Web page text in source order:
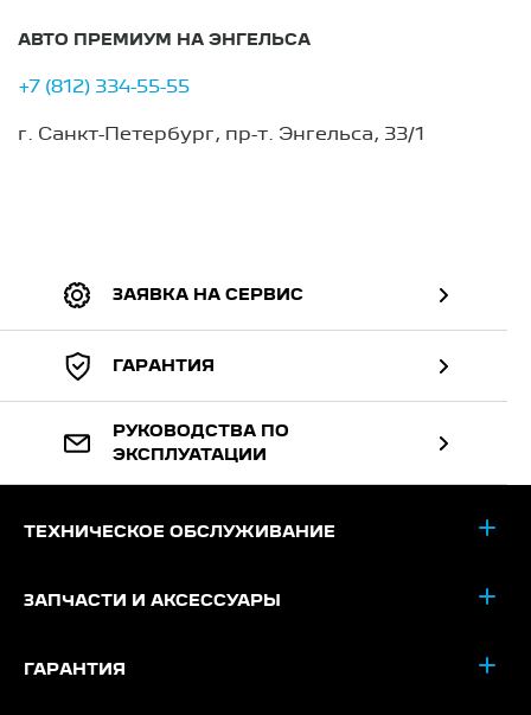
АВТО ПРЕМИУМ НА ЭНГЕЛЬСА
+7 (812) 334-55-55
г. Санкт-Петербург, пр-т. Энгельса, 33/1
ЗАЯВКА НА СЕРВИС
ГАРАНТИЯ
РУКОВОДСТВА ПО
ЭКСПЛУАТАЦИИ
ТЕХНИЧЕСКОЕ ОБСЛУЖИВАНИЕ
ЗАПЧАСТИ И АКСЕССУАРЫ
ГАРАНТИЯ